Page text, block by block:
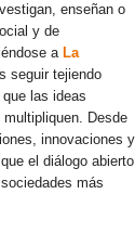
enseñan o
y de
a La
seguir tejiendo
las ideas
Desde
innovaciones y
el diálogo abierto
más